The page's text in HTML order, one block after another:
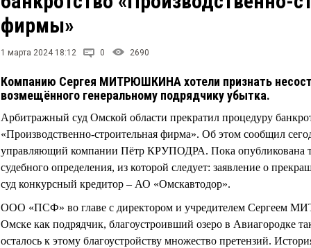
фирмы»
1 марта 2024 18:12 0 2690
Компанию Сергея МИТРЮШКИНА хотели признать
возмещённого генеральному подрядчику убытка.
Арбитражный суд Омской области прекратил процедуру
«Производственно-строительная фирма». Об этом сообщил
управляющий компании Пётр КРУПОДРА. Пока опубликована
судебного определения, из которой следует: заявление о
суд конкурсный кредитор – АО «Омскавтодор».
ООО «ПСФ» во главе с директором и учредителем
Омске как подрядчик, благоустроивший озеро в Авиагородке
осталось к этому благоустройству множество претензий.